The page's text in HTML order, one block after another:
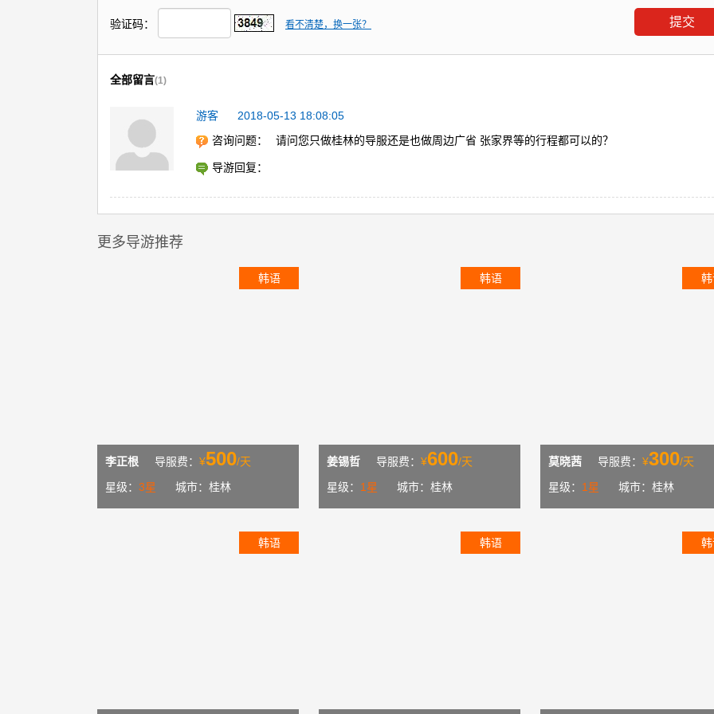
验证码： 看不清楚，换一张？
全部留言(1)
游客
2018-05-13 18:08:05
咨询问题：
请问您只做桂林的导服还是也做周边广省 张家界等的行程都可以的？
导游回复：
更多导游推荐
韩语
李正根 导服费： ¥500/天
星级： 3星 城市：桂林
韩语
姜锡哲 导服费： ¥600/天
星级： 1星 城市：桂林
莫晓茜 导服费： ¥300/天
星级： 1星 城市：桂林
韩语 韩语